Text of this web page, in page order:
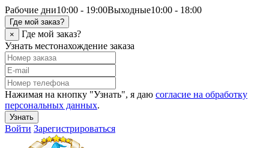
Рабочие дни10:00 - 19:00Выходные10:00 - 18:00
Где мой заказ?
×
Где мой заказ?
Узнать местонахождение заказа
Нажимая на кнопку "Узнать", я даю согласие на обработку
персональных данных.
Узнать
Войти Зарегистрироваться